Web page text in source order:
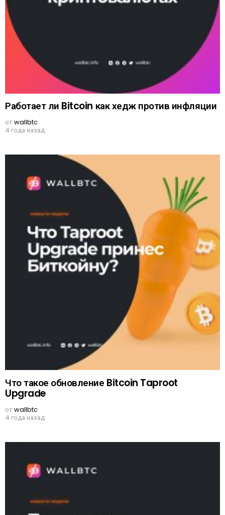
Работает ли Bitcoin как хедж против инфляции
отwallbtc
4 года назад
Что такое обновление Bitcoin Taproot
Upgrade
отwallbtc
4 года назад